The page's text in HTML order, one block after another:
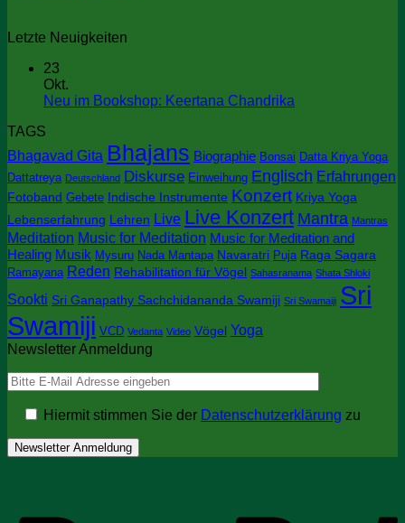
Letzte Neuigkeiten
23
Okt.
Neu im Bookshop: Keertana Chandrika
im
Bookshop:
Keertana
Chandrika
TAGS
Bhagavad Gita Bhajans Biographie Bonsai Datta Kriya Yoga
Dattatreya Deutschland Diskurse Einweihung Englisch Erfahrungen
Fotoband Gebete Indische Instrumente Konzert Kriya Yoga
Lebenserfahrung Lehren Live Live Konzert Mantra Mantras
Meditation Music for Meditation Music for Meditation and
Healing Musik Mysuru Nada Mantapa Navaratri Puja Raga Sagara
Ramayana Reden Rehabilitation für Vögel Sahasranama Shata Shloki
Sookti Sri Ganapathy Sachchidananda Swamiji Sri Swamaiji Sri
Swamiji VCD Vedanta Video Vögel Yoga
Newsletter Anmeldung
Hiermit stimmen Sie der Datenschutzerklärung zu